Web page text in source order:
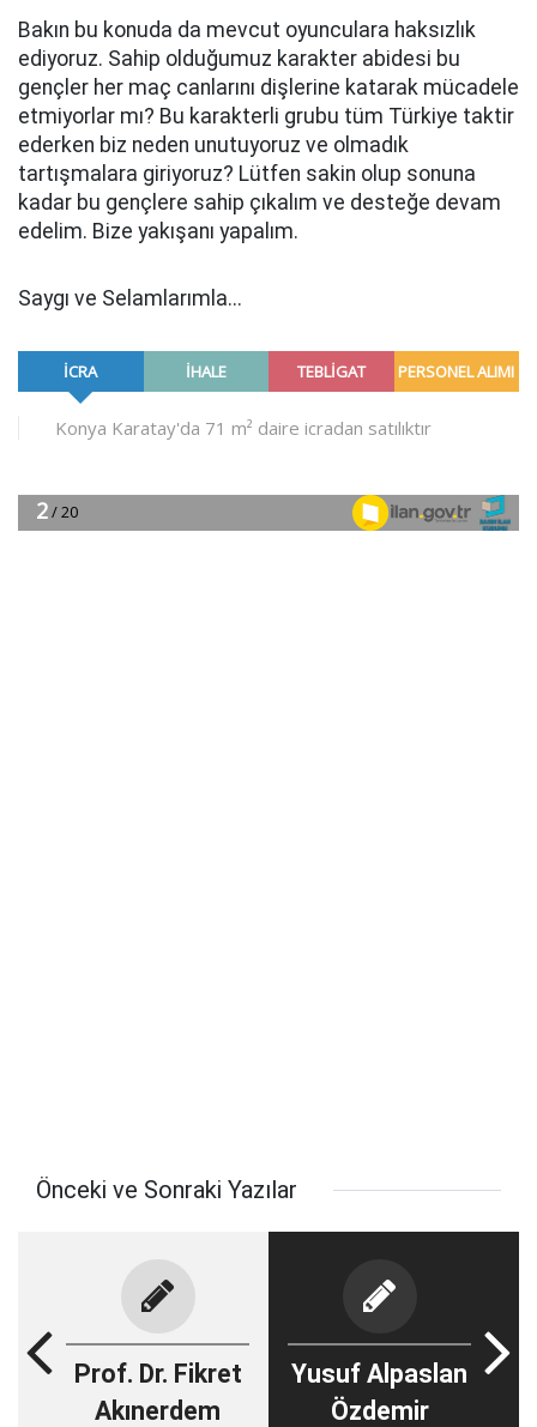
Bakın bu konuda da mevcut oyunculara haksızlık
ediyoruz. Sahip olduğumuz karakter abidesi bu
gençler her maç canlarını dişlerine katarak mücadele
etmiyorlar mı? Bu karakterli grubu tüm Türkiye taktir
ederken biz neden unutuyoruz ve olmadık
tartışmalara giriyoruz? Lütfen sakin olup sonuna
kadar bu gençlere sahip çıkalım ve desteğe devam
edelim. Bize yakışanı yapalım.
Saygı ve Selamlarımla...
Önceki ve Sonraki Yazılar
Prof. Dr. Fikret
Akınerdem
Yusuf Alpaslan
Özdemir